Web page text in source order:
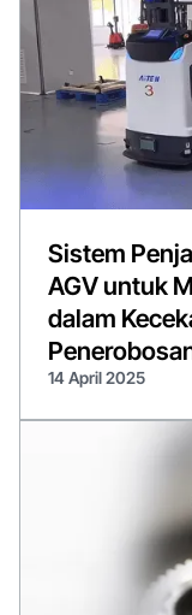
Sistem
AGV untuk
dalam
14 April 2025